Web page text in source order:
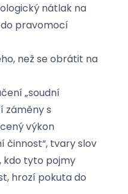
nátlak na
do pravomocí
než se obrátit na
„soudní
záměny s
výkon
činnost“, tvary slov
kdo tyto pojmy
hrozí pokuta do